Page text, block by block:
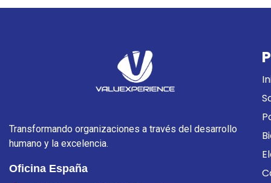
Transformando organizaciones a través del desarrollo
humano y la excelencia.
Oficina España